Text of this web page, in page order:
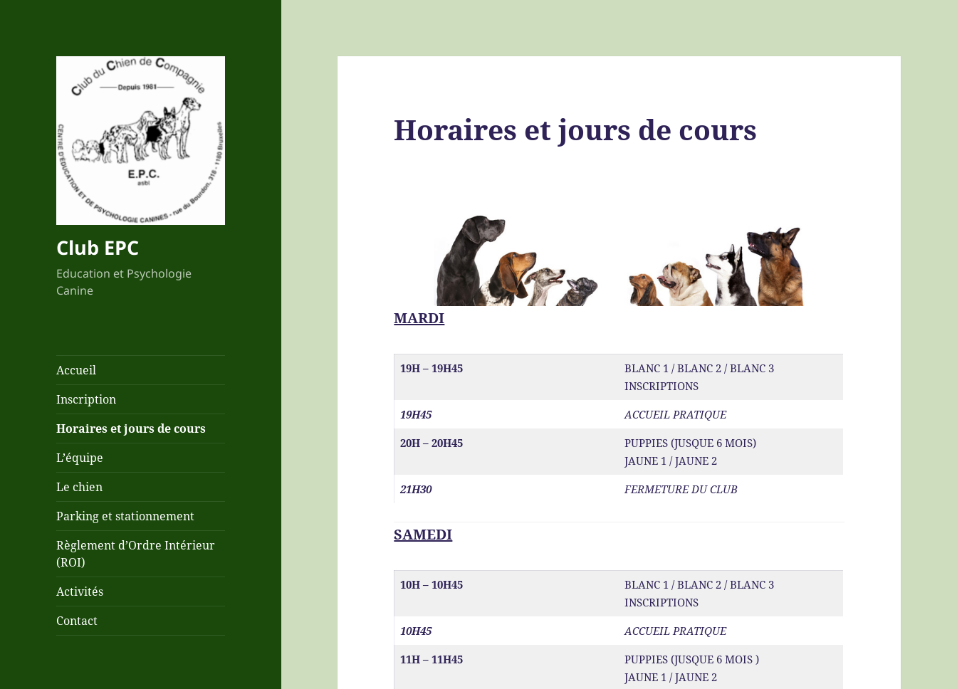
Club EPC
Education et Psychologie
Canine
Accueil
Inscription
Horaires et jours de cours
L’équipe
Le chien
Parking et stationnement
Règlement d’Ordre Intérieur
(ROI)
Activités
Contact
Horaires et jours de cours
MARDI
19H – 19H45
BLANC 1 / BLANC 2 / BLANC 3
INSCRIPTIONS
19H45
ACCUEIL PRATIQUE
20H – 20H45
PUPPIES (JUSQUE 6 MOIS)
JAUNE 1 / JAUNE 2
21H30
FERMETURE DU CLUB
SAMEDI
10H – 10H45
BLANC 1 / BLANC 2 / BLANC 3
INSCRIPTIONS
10H45
ACCUEIL PRATIQUE
11H – 11H45
PUPPIES (JUSQUE 6 MOIS )
JAUNE 1 / JAUNE 2